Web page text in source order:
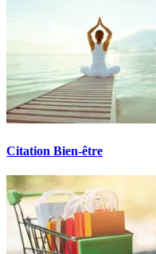
Citation Bien-être